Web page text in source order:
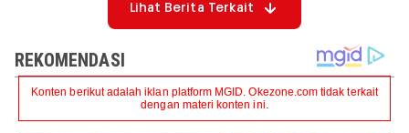
Lihat Berita Terkait